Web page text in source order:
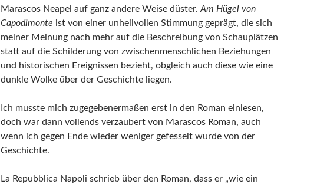
Marascos Neapel auf ganz andere Weise düster. Am Hügel von
Capodimonte ist von einer unheilvollen Stimmung geprägt, die sich
meiner Meinung nach mehr auf die Beschreibung von Schauplätzen
statt auf die Schilderung von zwischenmenschlichen Beziehungen
und historischen Ereignissen bezieht, obgleich auch diese wie eine
dunkle Wolke über der Geschichte liegen.
Ich musste mich zugegebenermaßen erst in den Roman einlesen,
doch war dann vollends verzaubert von Marascos Roman, auch
wenn ich gegen Ende wieder weniger gefesselt wurde von der
Geschichte.
La Repubblica Napoli schrieb über den Roman, dass er „wie ein